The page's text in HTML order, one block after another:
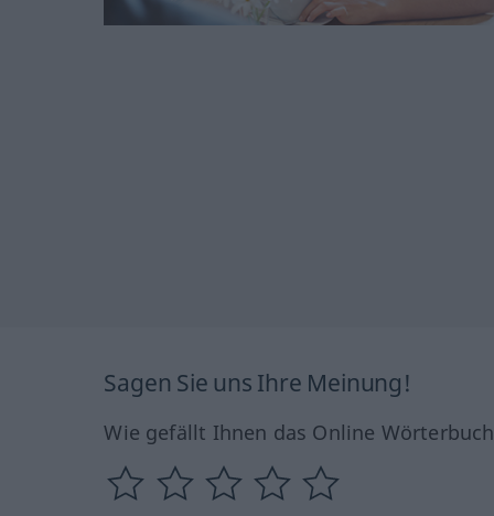
Sagen Sie uns Ihre Meinung!
Wie gefällt Ihnen das Online